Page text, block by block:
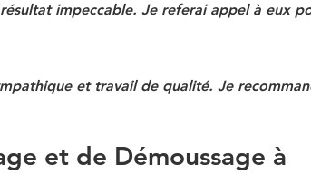
impeccable. Je referai appel à eux
et travail de qualité. Je
et de Démoussage à